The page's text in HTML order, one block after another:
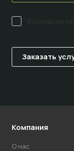
Я согласен на
Компания
О нас